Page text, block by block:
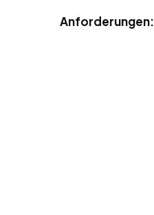
Anforderungen: